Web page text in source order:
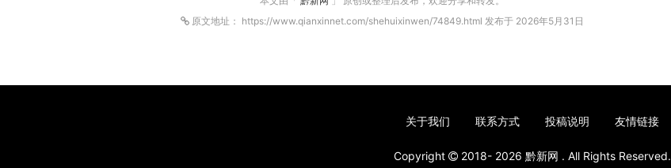
原文地址： https://www.qianxinnet.com/shehuixinwen/74849.html 发布于 2026年5月31日
关于我们 联系方式 投稿说明 友情链接
Copyright 2018- 2026 黔新网 . All Rights Reserved.